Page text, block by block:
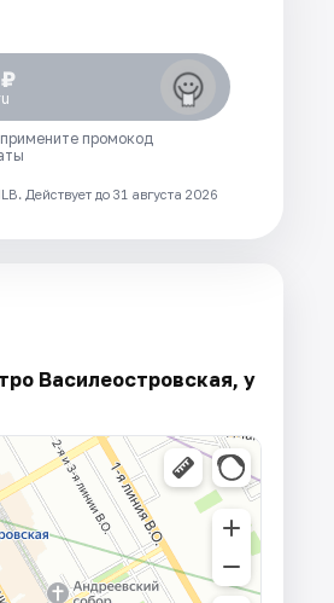
промокод
Действует до 31 августа 2026
Василеостровская, у